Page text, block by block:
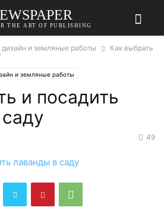
THE ART OF PUBLISHING
и земляные работы
Как выбрать
и земляные работы
и посадить
49